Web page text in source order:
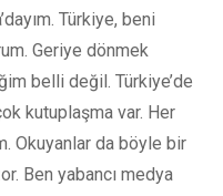
Türkiye, beni
Geriye dönmek
belli değil. Türkiye’de
kutuplaşma var. Her
Okuyanlar da böyle bir
Ben yabancı medya